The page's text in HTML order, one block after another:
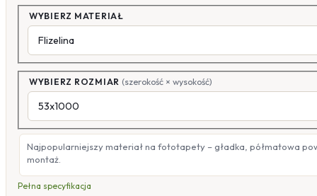
WYBIERZ MATERIAŁ
WYBIERZ ROZMIAR (szerokość × wysokość)
Najpopularniejszy materiał na fototapety – gładka, półmatowa
montaż.
Pełna specyfikacja